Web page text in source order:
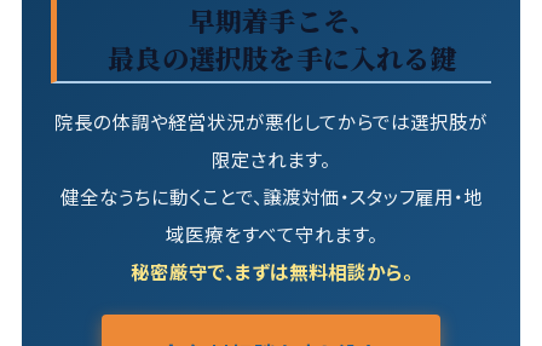
早期着手こそ、
最良の選択肢を手に入れる鍵
院長の体調や経営状況が悪化してからでは選択肢が
限定されます。
健全なうちに動くことで、譲渡対価・スタッフ雇用・地
域医療をすべて守れます。
秘密厳守で、まずは無料相談から。